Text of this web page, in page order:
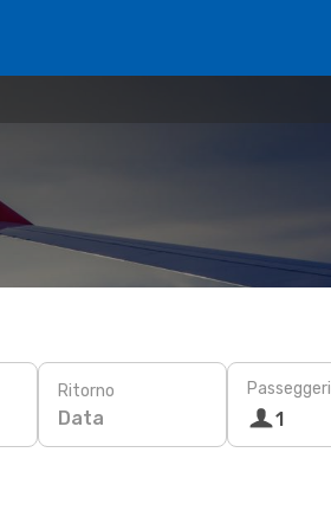
Ritorno
Data
Passeggeri
1